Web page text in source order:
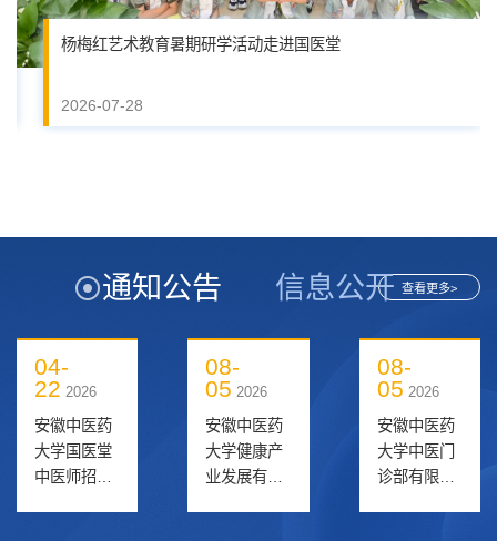
杨梅红艺术教育暑期研学活动走进国医堂
2026-07-28
通知公告 信息公开 查看更多>
04-
22 2026
安徽中医药
大学国医堂
中医师招聘
08-
05 2026
安徽中医药
大学健康产
业发展有限
08-
05 2026
安徽中医药
大学中医门
诊部有限公